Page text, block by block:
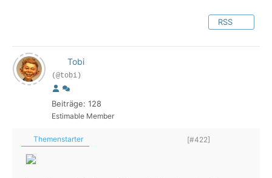
RSS
Tobi
(@tobi)
Beiträge: 128
Estimable Member
Themenstarter [#422]